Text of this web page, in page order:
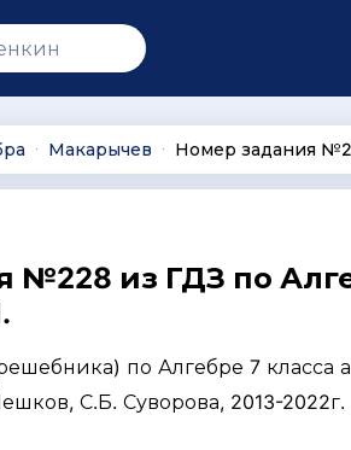
∙ Макарычев ∙ Номер задания
№228 из ГДЗ по
по Алгебре 7 класса
С.Б. Суворова, 2013-2022г.